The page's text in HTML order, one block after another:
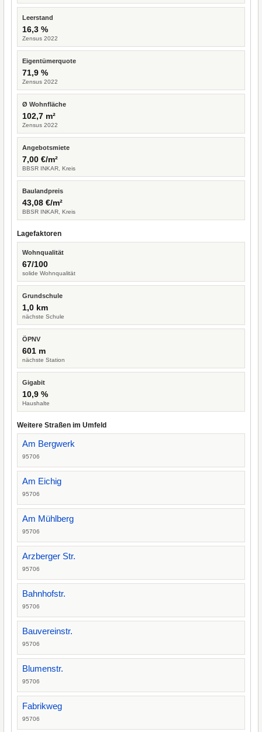
Leerstand
16,3 %
Zensus 2022
Eigentümerquote
71,9 %
Zensus 2022
Ø Wohnfläche
102,7 m²
Zensus 2022
Angebotsmiete
7,00 €/m²
BBSR INKAR, Kreis
Baulandpreis
43,08 €/m²
BBSR INKAR, Kreis
Lagefaktoren
Wohnqualität
67/100
solide Wohnqualität
Grundschule
1,0 km
nächste Schule
ÖPNV
601 m
nächste Station
Gigabit
10,9 %
Haushalte
Weitere Straßen im Umfeld
Am Bergwerk
95706
Am Eichig
95706
Am Mühlberg
95706
Arzberger Str.
95706
Bahnhofstr.
95706
Bauvereinstr.
95706
Blumenstr.
95706
Fabrikweg
95706